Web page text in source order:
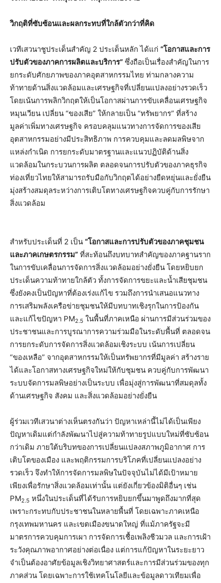
วิกฤติที่ซับซ้อนและผลกระทบที่ใกล้ตัวกว่าที่คิด
เวทีเสวนาชูประเด็นสำคัญ 2 ประเด็นหลัก ได้แก่ “โอกาสและการ
ปรับตัวของภาคการผลิตและบริการ” ซึ่งถือเป็นเรื่องสำคัญในการ
ยกระดับศักยภาพของภาคอุตสาหกรรมไทย ท่ามกลางความ
ท้าทายด้านสิ่งแวดล้อมและเศรษฐกิจที่เปลี่ยนแปลงอย่างรวดเร็ว
โดยเน้นการพลิกวิกฤตให้เป็นโอกาสผ่านการขับเคลื่อนเศรษฐกิจ
หมุนเวียน เปลี่ยน “ของเสีย” ให้กลายเป็น “ทรัพยากร” ที่สร้าง
มูลค่าเพิ่มทางเศรษฐกิจ ครอบคลุมแนวทางการจัดการของเสีย
อุตสาหกรรมอย่างมีประสิทธิภาพ การควบคุมและลดมลพิษจาก
แหล่งกำเนิด การยกระดับมาตรฐานและแนวปฏิบัติด้านสิ่ง
แวดล้อมในกระบวนการผลิต ตลอดจนการปรับตัวของภาคธุรกิจ
ท่องเที่ยวไทยให้สามารถรับมือกับวิกฤตได้อย่างยืดหยุ่นและยั่งยืน
มุ่งสร้างสมดุลระหว่างการเติบโตทางเศรษฐกิจควบคู่กับการรักษา
สิ่งแวดล้อม
สำหรับประเด็นที่ 2 เป็น “โอกาสและการปรับตัวของภาคชุมชน
และภาคเกษตรกรรม” ที่สะท้อนถึงบทบาทสำคัญของภาคฐานราก
ในการขับเคลื่อนการจัดการสิ่งแวดล้อมอย่างยั่งยืน โดยหยิบยก
ประเด็นความท้าทายใกล้ตัว ทั้งการจัดการขยะและน้ำเสียชุมชน
ซึ่งยังคงเป็นปัญหาที่ต้องเร่งแก้ไข รวมถึงการนำเสนอแนวทาง
การเสริมพลังเครือข่ายชุมชนให้มีบทบาทเชิงรุกในการป้องกัน
และแก้ไขปัญหา PM2.5 ในพื้นที่ภาคเหนือ ผ่านการมีส่วนร่วมของ
ประชาชนและการบูรณาการความร่วมมือในระดับพื้นที่ ตลอดจน
การยกระดับการจัดการสิ่งแวดล้อมเชิงระบบ เน้นการเปลี่ยน
“ของเหลือ” จากอุตสาหกรรมให้เป็นทรัพยากรที่มีมูลค่า สร้างราย
ได้และโอกาสทางเศรษฐกิจใหม่ให้กับชุมชน ควบคู่กับการพัฒนา
ระบบจัดการมลพิษอย่างเป็นระบบ เพื่อมุ่งสู่การพัฒนาที่สมดุลทั้ง
ด้านเศรษฐกิจ สังคม และสิ่งแวดล้อมอย่างยั่งยืน
ผู้ร่วมเวทีเสวนาต่างเห็นตรงกันว่า ปัญหาเหล่านี้ไม่ได้เป็นเพียง
ปัญหาเดิมแต่กำลังพัฒนาไปสู่ความท้าทายรูปแบบใหม่ที่ซับซ้อน
กว่าเดิม ภายใต้บริบทของการเปลี่ยนแปลงสภาพภูมิอากาศ การ
เติบโตของเมือง และพฤติกรรมการบริโภคที่เปลี่ยนแปลงอย่าง
รวดเร็ว จึงทำให้การจัดการมลพิษในปัจจุบันไม่ได้มีเป้าหมาย
เพียงเพื่อรักษาสิ่งแวดล้อมเท่านั้น แต่ยังเกี่ยวข้องมิติอื่นๆ เช่น
PM2.5 หนึ่งในประเด็นที่ได้รับการหยิบยกขึ้นมาพูดถึงมากที่สุด
เพราะกระทบกับประชาชนในหลายพื้นที่ โดยเฉพาะภาคเหนือ
กรุงเทพมหานคร และเขตเมืองขนาดใหญ่ ที่แม้ภาครัฐจะมี
มาตรการควบคุมการเผา การจัดการเชื้อเพลิงชีวมวล และการเฝ้า
ระวังคุณภาพอากาศอย่างต่อเนื่อง แต่การแก้ปัญหาในระยะยาว
จำเป็นต้องอาศัยข้อมูลเชิงวิทยาศาสตร์และการมีส่วนร่วมของทุก
ภาคส่วน โดยเฉพาะการใช้เทคโนโลยีและข้อมูลดาวเทียมเพื่อ